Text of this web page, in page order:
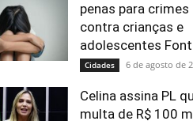
penas para crimes
contra crianças e
adolescentes
Cidades 6 de agosto de
Celina assina PL
multa de R$ 100